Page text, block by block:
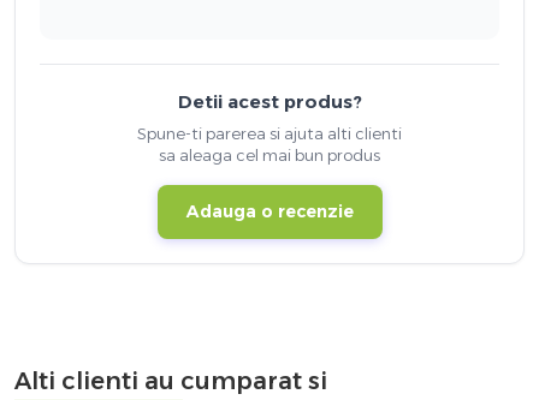
Detii acest produs?
Spune-ti parerea si ajuta alti clienti
sa aleaga cel mai bun produs
Adauga o recenzie
Alti clienti au cumparat si